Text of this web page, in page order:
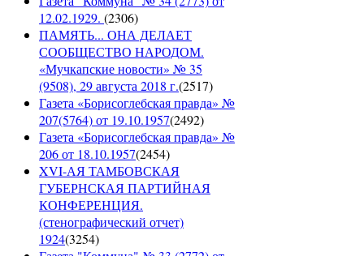
12.02.1929. (2306)
ПАМЯТЬ... ОНА ДЕЛАЕТ
СООБЩЕСТВО НАРОДОМ.
«Мучкапские новости» № 35
(9508), 29 августа 2018 г.(2517)
Газета «Борисоглебская правда» №
207(5764) от 19.10.1957(2492)
Газета «Борисоглебская правда» №
206 от 18.10.1957(2454)
XVI-АЯ ТАМБОВСКАЯ
ГУБЕРНСКАЯ ПАРТИЙНАЯ
КОНФЕРЕНЦИЯ.
(стенографический отчет)
1924(3254)